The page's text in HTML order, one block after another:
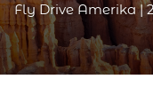
Fly Drive Amerika |